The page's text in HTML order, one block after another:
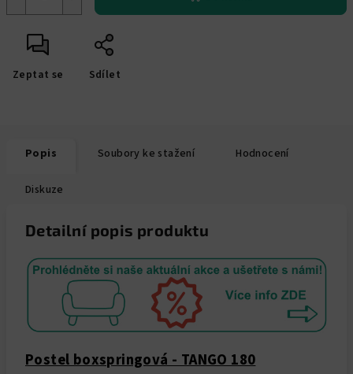
Zeptat se Sdílet
Popis Soubory ke stažení Hodnocení
Diskuze
Detailní popis produktu
Postel boxspringová - TANGO 180